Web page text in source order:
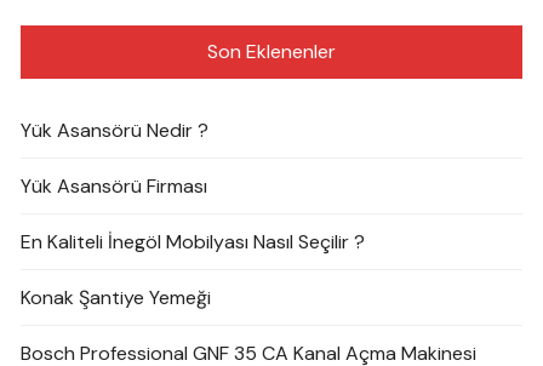
Son Eklenenler
Yük Asansörü Nedir ?
Yük Asansörü Firması
En Kaliteli İnegöl Mobilyası Nasıl Seçilir ?
Konak Şantiye Yemeği
Bosch Professional GNF 35 CA Kanal Açma Makinesi